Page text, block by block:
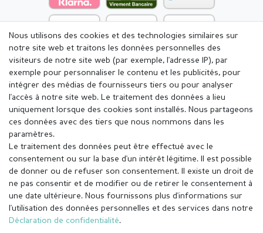
Mentions légales Déclaration de confidentialité
Nous utilisons des cookies et des technologies similaires sur
notre site web et traitons les données personnelles des
visiteurs de notre site web (par exemple, l'adresse IP), par
exemple pour personnaliser le contenu et les publicités, pour
intégrer des médias de fournisseurs tiers ou pour analyser
l'accès à notre site web. Le traitement des données a lieu
uniquement lorsque des cookies sont installés. Nous partageons
ces données avec des tiers que nous nommons dans les
paramètres.
Le traitement des données peut être effectué avec le
consentement ou sur la base d'un intérêt légitime. Il est possible
de donner ou de refuser son consentement. Il existe un droit de
ne pas consentir et de modifier ou de retirer le consentement à
une date ultérieure. Nous fournissons plus d'informations sur
l'utilisation des données personnelles et des services dans notre
Déclaration de confidentialité.